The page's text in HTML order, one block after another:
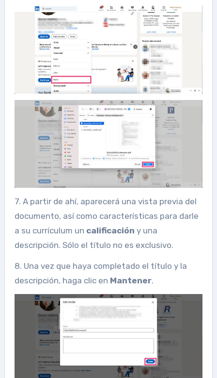
7. A partir de ahí, aparecerá una vista previa del
documento, así como características para darle
a su currículum un calificación y una
descripción. Sólo el título no es exclusivo.
8. Una vez que haya completado el título y la
descripción, haga clic en Mantener.